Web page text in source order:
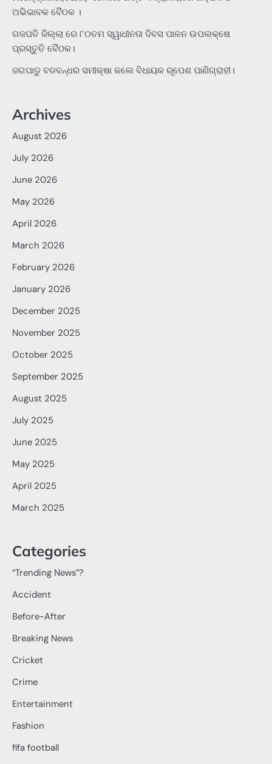
ଅଭିଭାବକ ବୈଠକ ।
ଗଜପତି ଜିଲ୍ଲା ରେ ୮୦ତମ ସ୍ୱାଧୀନତା ଦିବସ ପାଳନ ଉପଲକ୍ଷେ
ପ୍ରସ୍ତୁତି ବୈଠକ।
ଜଗପାଡୁ ବଡବନ୍ଧର ସମୀକ୍ଷା କଲେ ବିଧାୟକ ରୂପେଶ ପାଣିଗ୍ରାହୀ।
Archives
August 2026
July 2026
June 2026
May 2026
April 2026
March 2026
February 2026
January 2026
December 2025
November 2025
October 2025
September 2025
August 2025
July 2025
June 2025
May 2025
April 2025
March 2025
Categories
“Trending News”?
Accident
Before-After
Breaking News
Cricket
Crime
Entertainment
Fashion
fifa football